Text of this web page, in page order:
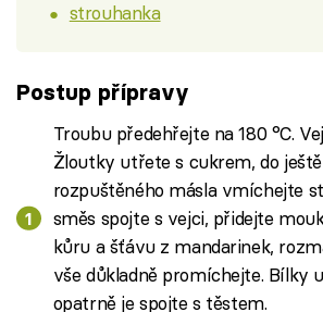
strouhanka
Postup přípravy
Troubu předehřejte na 180 °C.
Žloutky utřete s cukrem, do
rozpuštěného másla vmíchejte
směs spojte s vejci, přidejte
kůru a šťávu z mandarinek,
vše důkladně promíchejte. Bílky
opatrně je spojte s těstem.